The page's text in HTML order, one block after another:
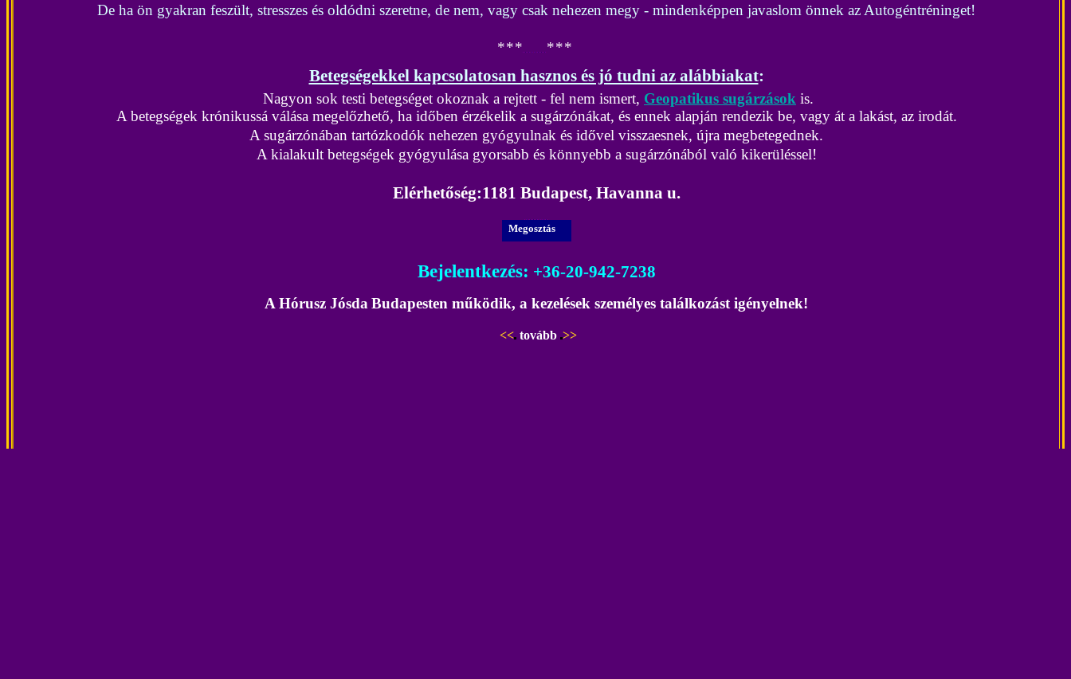
De ha ön gyakran feszült, stresszes és oldódni szeretne, de nem, vagy csak nehezen megy - mindenképpen javaslom önnek az Autogéntréninget!
*** ***
Betegségekkel kapcsolatosan hasznos és jó tudni az alábbiakat:
Nagyon sok testi betegséget okoznak a rejtett - fel nem ismert, Geopatikus sugárzások is.
A betegségek krónikussá válása megelőzhető, ha időben érzékelik a sugárzónákat, és ennek alapján rendezik be, vagy át a lakást, az irodát.
A sugárzónában tartózkodók nehezen gyógyulnak és idővel visszaesnek, újra megbetegednek.
A kialakult betegségek gyógyulása gyorsabb és könnyebb a sugárzónából való kikerüléssel!
Elérhetőség:1181 Budapest, Havanna u.
Megosztás
Bejelentkezés: +36-20-942-7238
A Hórusz Jósda Budapesten működik, a kezelések személyes találkozást igényelnek!
<< tovább >>